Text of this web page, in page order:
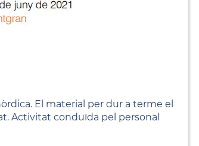
El material per dur a terme el
Activitat conduïda pel personal